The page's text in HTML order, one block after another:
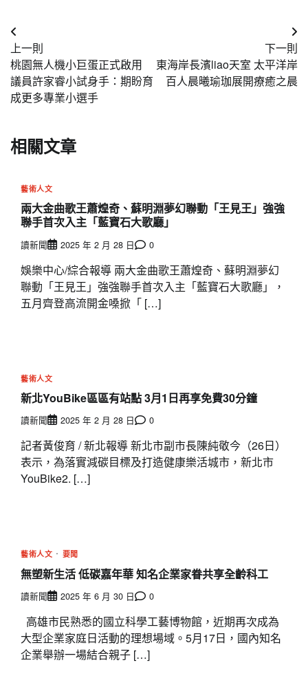
文
章
導
覽
上一則
桃園無人機小巨蛋正式啟用
議員許家睿小試身手：期盼育
成更多專業小選手
下一則
東海岸長濱liao天室 太平洋岸
百人晨曦瑜珈展開療癒之晨
相關文章
藝術人文
兩大金曲歌王蕭煌奇、蘇明淵夢幻聯動「王見王」強強
聯手首次入主「藍寶石大歌廳」
讀新聞 2025 年 2 月 28 日 0
娛樂中心/綜合報導 兩大金曲歌王蕭煌奇、蘇明淵夢幻
聯動「王見王」強強聯手首次入主「藍寶石大歌廳」，
五月齊登高流開金嗓掀「 […]
藝術人文
新北YouBike區區有站點 3月1日再享免費30分鐘
讀新聞 2025 年 2 月 28 日 0
記者黃俊育 / 新北報導 新北市副市長陳純敬今（26日）
表示，為落實減碳目標及打造健康樂活城市，新北市
YouBike2. […]
藝術人文 要聞
無塑新生活 低碳嘉年華 知名企業家眷共享全齡科工
讀新聞 2025 年 6 月 30 日 0
高雄市民熟悉的國立科學工藝博物館，近期再次成為
大型企業家庭日活動的理想場域。5月17日，國內知名
企業舉辦一場結合親子 […]